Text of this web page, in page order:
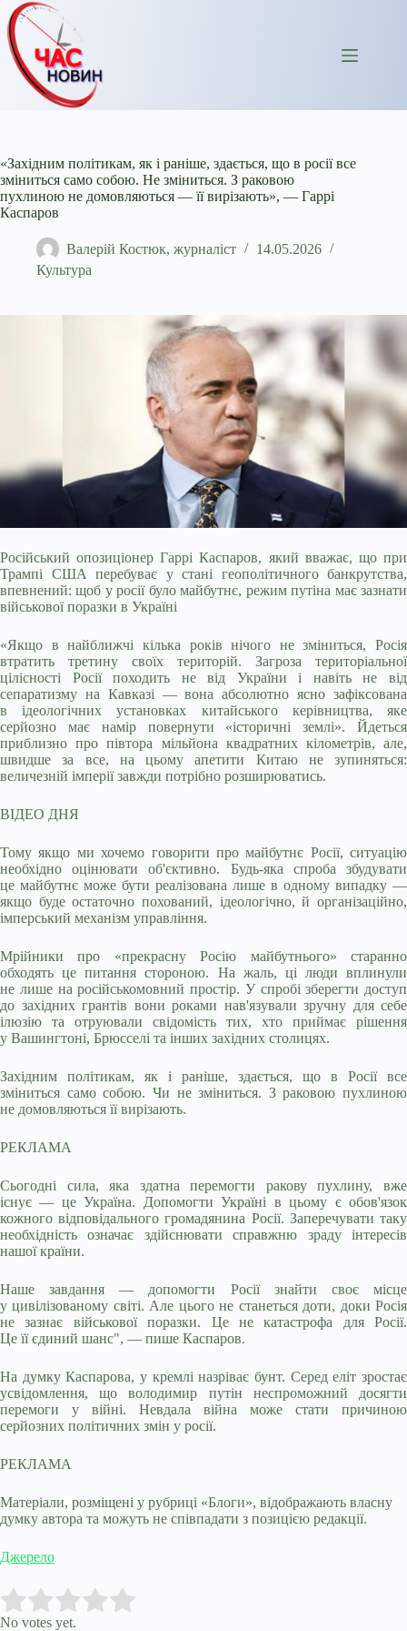
Перейти
до
вмісту
«Західним політикам, як і раніше, здається, що в росії все
зміниться само собою. Не зміниться. З раковою
пухлиною не домовляються — її вирізають», — Гаррі
Каспаров
Валерій Костюк, журналіст
14.05.2026
Культура
Російський опозиціонер Гаррі Каспаров, який вважає, що при
Трампі США перебуває у стані геополітичного банкрутства,
впевнений: щоб у росії було майбутнє, режим путіна має зазнати
військової поразки в Україні
«Якщо в найближчі кілька років нічого не зміниться, Росія
втратить третину своїх територій. Загроза територіальної
цілісності Росії походить не від України і навіть не від
сепаратизму на Кавказі — вона абсолютно ясно зафіксована
в ідеологічних установках китайського керівництва, яке
серйозно має намір повернути «історичні землі». Йдеться
приблизно про півтора мільйона квадратних кілометрів, але,
швидше за все, на цьому апетити Китаю не зупиняться:
величезній імперії завжди потрібно розширюватись.
ВІДЕО ДНЯ
Тому якщо ми хочемо говорити про майбутнє Росії, ситуацію
необхідно оцінювати об'єктивно. Будь-яка спроба збудувати
це майбутнє може бути реалізована лише в одному випадку —
якщо буде остаточно похований, ідеологічно, й організаційно,
імперський механізм управління.
Мрійники про «прекрасну Росію майбутнього» старанно
обходять це питання стороною. На жаль, ці люди вплинули
не лише на російськомовний простір. У спробі зберегти доступ
до західних грантів вони роками нав'язували зручну для себе
ілюзію та отруювали свідомість тих, хто приймає рішення
у Вашингтоні, Брюсселі та інших західних столицях.
Західним політикам, як і раніше, здається, що в Росії все
зміниться само собою. Чи не зміниться. З раковою пухлиною
не домовляються її вирізають.
РЕКЛАМА
Сьогодні сила, яка здатна перемогти ракову пухлину, вже
існує — це Україна. Допомогти Україні в цьому є обов'язок
кожного відповідального громадянина Росії. Заперечувати таку
необхідність означає здійснювати справжню зраду інтересів
нашої країни.
Наше завдання — допомогти Росії знайти своє місце
у цивілізованому світі. Але цього не станеться доти, доки Росія
не зазнає військової поразки. Це не катастрофа для Росії.
Це її єдиний шанс", — пише Каспаров.
На думку Каспарова, у кремлі назріває бунт. Серед еліт зростає
усвідомлення, що володимир путін неспроможний досягти
перемоги у війні. Невдала війна може стати причиною
серйозних політичних змін у росії.
РЕКЛАМА
Матеріали, розміщені у рубриці «Блоги», відображають власну
думку автора та можуть не співпадати з позицією редакції.
Джерело
Rate this item:
No votes yet.